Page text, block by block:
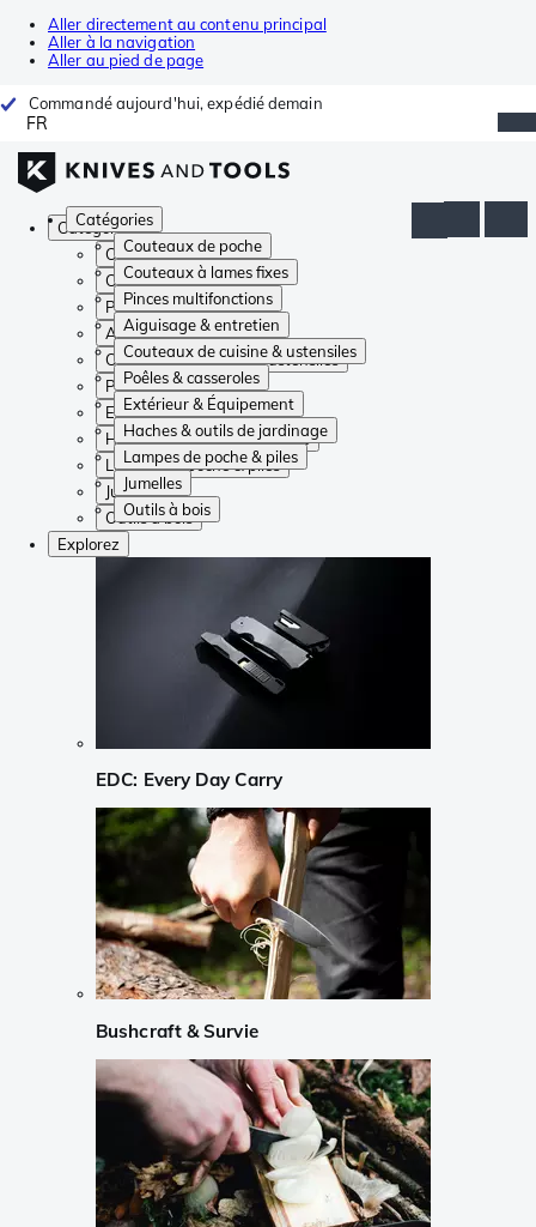
Aller directement au contenu principal
Aller à la navigation
Aller au pied de page
Commandé aujourd'hui, expédié demain
FR
Catégories
Couteaux de poche
Couteaux à lames fixes
Pinces multifonctions
Aiguisage & entretien
Couteaux de cuisine & ustensiles
Poêles & casseroles
Extérieur & Équipement
Haches & outils de jardinage
Lampes de poche & piles
Jumelles
Outils à bois
Catégories
Couteaux de poche
Couteaux à lames fixes
Pinces multifonctions
Aiguisage & entretien
Couteaux de cuisine & ustensiles
Poêles & casseroles
Extérieur & Équipement
Haches & outils de jardinage
Lampes de poche & piles
Jumelles
Outils à bois
Explorez
EDC: Every Day Carry
Bushcraft & Survie